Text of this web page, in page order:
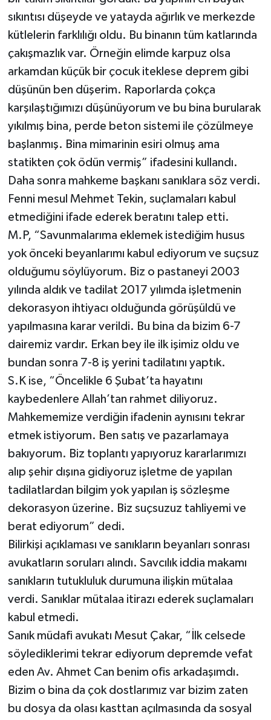
sıkıntısı düşeyde ve yatayda ağırlık ve merkezde
kütlelerin farklılığı oldu. Bu binanın tüm katlarında
çakışmazlık var. Örneğin elimde karpuz olsa
arkamdan küçük bir çocuk iteklese deprem gibi
düşünün ben düşerim. Raporlarda çokça
karşılaştığımızı düşünüyorum ve bu bina burularak
yıkılmış bina, perde beton sistemi ile çözülmeye
başlanmış. Bina mimarinin esiri olmuş ama
statikten çok ödün vermiş” ifadesini kullandı.
Daha sonra mahkeme başkanı sanıklara söz verdi.
Fenni mesul Mehmet Tekin, suçlamaları kabul
etmediğini ifade ederek beratını talep etti.
M.P, “Savunmalarıma eklemek istediğim husus
yok önceki beyanlarımı kabul ediyorum ve suçsuz
olduğumu söylüyorum. Biz o pastaneyi 2003
yılında aldık ve tadilat 2017 yılımda işletmenin
dekorasyon ihtiyacı olduğunda görüşüldü ve
yapılmasına karar verildi. Bu bina da bizim 6-7
dairemiz vardır. Erkan bey ile ilk işimiz oldu ve
bundan sonra 7-8 iş yerini tadilatını yaptık.
S.K ise, “Öncelikle 6 Şubat’ta hayatını
kaybedenlere Allah’tan rahmet diliyoruz.
Mahkememize verdiğin ifadenin aynısını tekrar
etmek istiyorum. Ben satış ve pazarlamaya
bakıyorum. Biz toplantı yapıyoruz kararlarımızı
alıp şehir dışına gidiyoruz işletme de yapılan
tadilatlardan bilgim yok yapılan iş sözleşme
dekorasyon üzerine. Biz suçsuzuz tahliyemi ve
berat ediyorum” dedi.
Bilirkişi açıklaması ve sanıkların beyanları sonrası
avukatların soruları alındı. Savcılık iddia makamı
sanıkların tutukluluk durumuna ilişkin mütalaa
verdi. Sanıklar mütalaa itirazı ederek suçlamaları
kabul etmedi.
Sanık müdafi avukatı Mesut Çakar, “İlk celsede
söylediklerimi tekrar ediyorum depremde vefat
eden Av. Ahmet Can benim ofis arkadaşımdı.
Bizim o bina da çok dostlarımız var bizim zaten
bu dosya da olası kasttan açılmasında da sosyal